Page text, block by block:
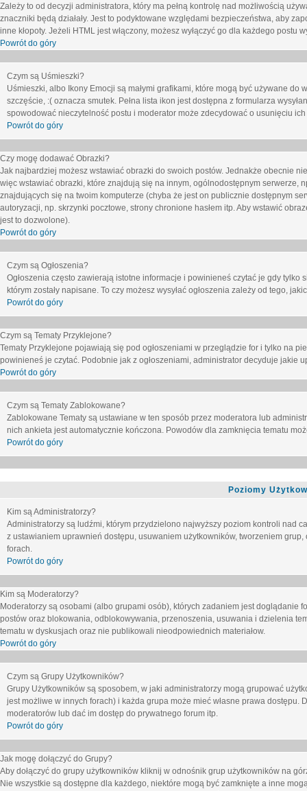
Zależy to od decyzji administratora, który ma pełną kontrolę nad możliwością
znaczniki będą działały. Jest to podyktowane względami bezpieczeństwa, aby
inne kłopoty. Jeżeli HTML jest włączony, możesz wyłączyć go dla każdego
Powrót do góry
Czym są Uśmieszki?
Uśmieszki, albo Ikony Emocji są małymi grafikami, które mogą być używane
szczęście, :( oznacza smutek. Pełna lista ikon jest dostępna z formularza
spowodować nieczytelność postu i moderator może zdecydować o usunięciu ich
Powrót do góry
Czy mogę dodawać Obrazki?
Jak najbardziej możesz wstawiać obrazki do swoich postów. Jednakże obecnie
więc wstawiać obrazki, które znajdują się na innym, ogólnodostępnym serwerze,
znajdujących się na twoim komputerze (chyba że jest on publicznie dostępnym
autoryzacji, np. skrzynki pocztowe, strony chronione hasłem itp. Aby wstawić
jest to dozwolone).
Powrót do góry
Czym są Ogłoszenia?
Ogłoszenia często zawierają istotne informacje i powinieneś czytać je gdy
którym zostały napisane. To czy możesz wysyłać ogłoszenia zależy od tego,
Powrót do góry
Czym są Tematy Przyklejone?
Tematy Przyklejone pojawiają się pod ogłoszeniami w przeglądzie for i tylko na
powinieneś je czytać. Podobnie jak z ogłoszeniami, administrator decyduje
Powrót do góry
Czym są Tematy Zablokowane?
Zablokowane Tematy są ustawiane w ten sposób przez moderatora lub
nich ankieta jest automatycznie kończona. Powodów dla zamknięcia tematu
Powrót do góry
Poziomy
Kim są Administratorzy?
Administratorzy są ludźmi, którym przydzielono najwyższy poziom kontroli nad
z ustawianiem uprawnień dostępu, usuwaniem użytkowników, tworzeniem
forach.
Powrót do góry
Kim są Moderatorzy?
Moderatorzy są osobami (albo grupami osób), których zadaniem jest
postów oraz blokowania, odblokowywania, przenoszenia, usuwania i dzielenia
tematu w dyskusjach oraz nie publikowali nieodpowiednich materiałow.
Powrót do góry
Czym są Grupy Użytkowników?
Grupy Użytkowników są sposobem, w jaki administratorzy mogą grupować
jest możliwe w innych forach) i każda grupa może mieć własne prawa
moderatorów lub dać im dostęp do prywatnego forum itp.
Powrót do góry
Jak mogę dołączyć do Grupy?
Aby dołączyć do grupy użytkowników kliknij w odnośnik grup użytkowników na
Nie wszystkie są dostępne dla każdego, niektóre mogą być zamknięte a inne